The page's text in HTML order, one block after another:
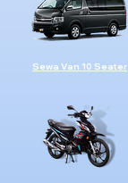
Sewa Van 10 Seater